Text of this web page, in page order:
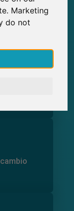
Marketing
do not
en
de